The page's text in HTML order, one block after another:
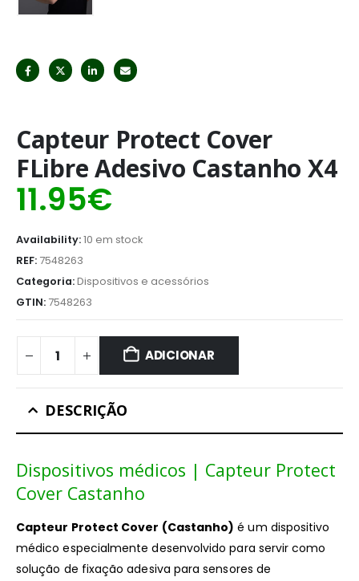
Capteur Protect Cover
FLibre Adesivo Castanho X4
11.95€
Availability:10 em stock
REF: 7548263
Categoria:Dispositivos e acessórios
GTIN: 7548263
ADICIONAR
DESCRIÇÃO
Dispositivos médicos | Capteur Protect
Cover Castanho
Capteur Protect Cover (Castanho) é um dispositivo
médico especialmente desenvolvido para servir como
solução de fixação adesiva para sensores de